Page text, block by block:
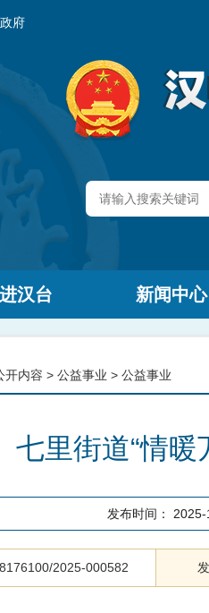
府
汉台 新闻中心
开内容 > 公益事业 > 公益事业
七里街道“情暖
发布时间：
2025-000582